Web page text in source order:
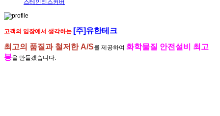
스테인리스커버
고객의 입장에서 생각하는 [주]유한테크
최고의 품질과 철저한 A/S를 제공하여 화학물질 안전설비 최고
봉을 만들겠습니다.